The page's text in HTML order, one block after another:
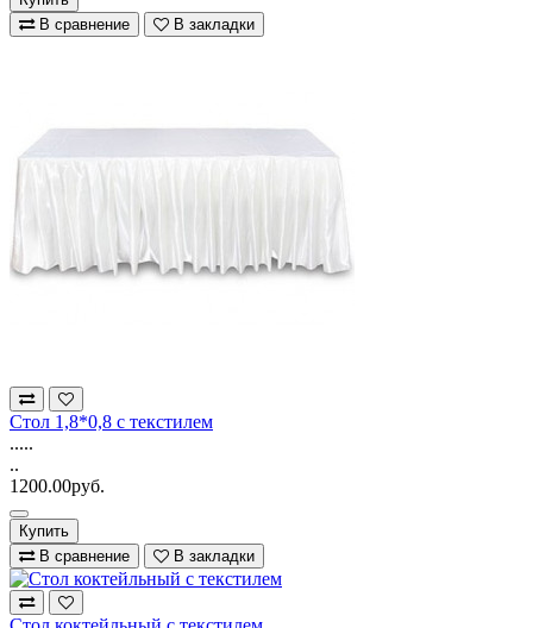
В сравнение
В закладки
Стол 1,8*0,8 с текстилем
.....
..
1200.00руб.
Купить
В сравнение
В закладки